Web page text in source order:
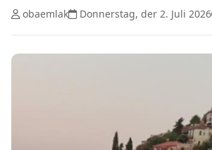
obaemlak Donnerstag, der 2. Juli 2026